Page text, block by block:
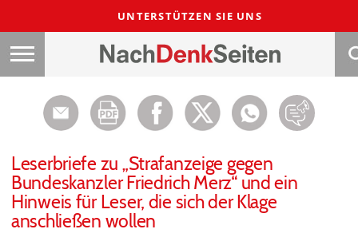
UNTERSTÜTZEN SIE UNS
Leserbriefe zu „Strafanzeige gegen
Bundeskanzler Friedrich Merz“ und ein
Hinweis für Leser, die sich der Klage
anschließen wollen